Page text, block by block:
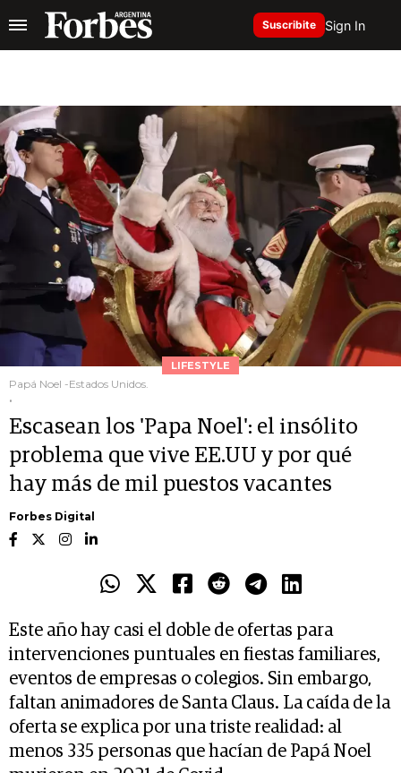
Suscribite Sign In
LIFESTYLE
Papá Noel -Estados Unidos.
.
Escasean los 'Papa Noel': el insólito
problema que vive EE.UU y por qué
hay más de mil puestos vacantes
Forbes Digital
Este año hay casi el doble de ofertas para
intervenciones puntuales en fiestas familiares,
eventos de empresas o colegios. Sin embargo,
faltan animadores de Santa Claus. La caída de la
oferta se explica por una triste realidad: al
menos 335 personas que hacían de Papá Noel